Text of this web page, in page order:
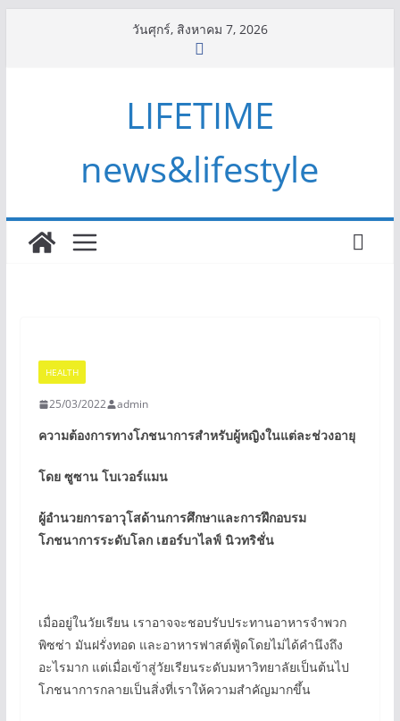
วันศุกร์, สิงหาคม 7, 2026
LIFETIME
news&lifestyle
HEALTH
25/03/2022 admin
ความต้องการทางโภชนาการสำหรับผู้หญิงในแต่ละช่วงอายุ
โดย ซูซาน โบเวอร์แมน
ผู้อำนวยการอาวุโสด้านการศึกษาและการฝึกอบรม
โภชนาการระดับโลก เฮอร์บาไลฟ์ นิวทริชั่น
เมื่ออยู่ในวัยเรียน เราอาจจะชอบรับประทานอาหารจำพวก
พิซซ่า มันฝรั่งทอด และอาหารฟาสต์ฟู้ดโดยไม่ได้คำนึงถึง
อะไรมาก แต่เมื่อเข้าสู่วัยเรียนระดับมหาวิทยาลัยเป็นต้นไป
โภชนาการกลายเป็นสิ่งที่เราให้ความสำคัญมากขึ้น